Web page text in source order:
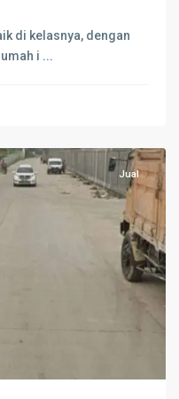
di kelasnya, dengan
i ...
Jual